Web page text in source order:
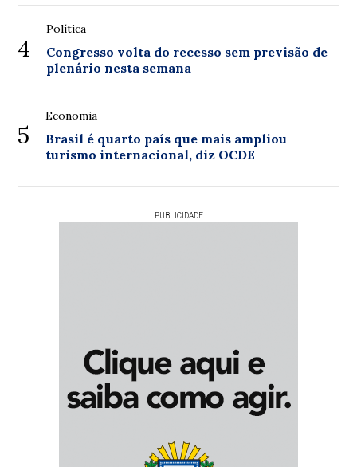
4
Política
Congresso volta do recesso sem previsão de
plenário nesta semana
5
Economia
Brasil é quarto país que mais ampliou
turismo internacional, diz OCDE
PUBLICIDADE